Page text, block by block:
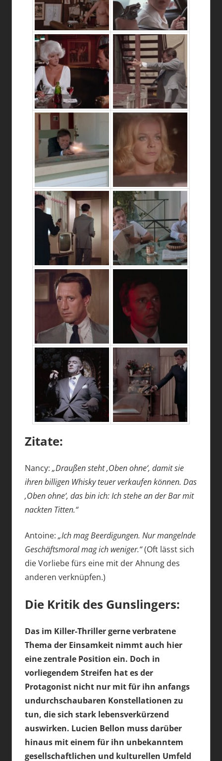
Zitate:
Nancy:„Draußen steht ‚Oben ohne‘, damit sie
ihren billigen Whisky teuer verkaufen können. Das
‚Oben ohne‘, das bin ich: Ich stehe an der Bar mit
nackten Titten.“
Antoine:„Ich mag Beerdigungen. Nur mangelnde
Geschäftsmoral mag ich weniger.“(Oft lässt sich
die Vorliebe fürs eine mit der Ahnung des
anderen verknüpfen.)
Die Kritik des Gunslingers:
Das im Killer-Thriller gerne verbratene
Thema der Einsamkeit nimmt auch hier
eine zentrale Position ein. Doch in
vorliegendem Streifen hat es der
Protagonist nicht nur mit für ihn anfangs
undurchschaubaren Konstellationen zu
tun, die sich stark lebensverkürzend
auswirken. Lucien Bellon muss darüber
hinaus mit einem für ihn unbekanntem
gesellschaftlichen und kulturellen Umfeld